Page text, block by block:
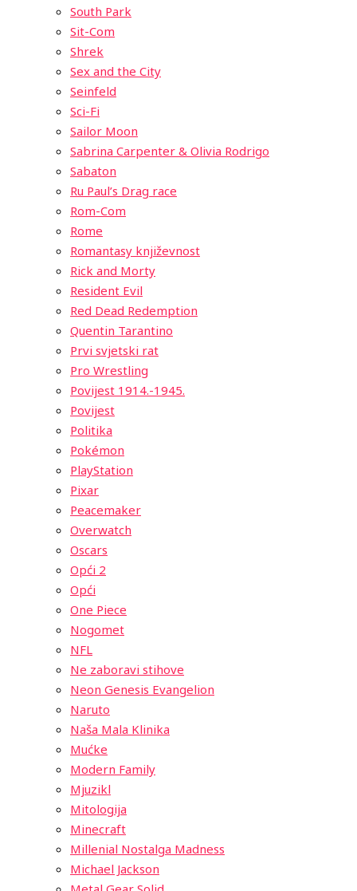
South Park
Sit-Com
Shrek
Sex and the City
Seinfeld
Sci-Fi
Sailor Moon
Sabrina Carpenter & Olivia Rodrigo
Sabaton
Ru Paul’s Drag race
Rom-Com
Rome
Romantasy književnost
Rick and Morty
Resident Evil
Red Dead Redemption
Quentin Tarantino
Prvi svjetski rat
Pro Wrestling
Povijest 1914.-1945.
Povijest
Politika
Pokémon
PlayStation
Pixar
Peacemaker
Overwatch
Oscars
Opći 2
Opći
One Piece
Nogomet
NFL
Ne zaboravi stihove
Neon Genesis Evangelion
Naruto
Naša Mala Klinika
Mućke
Modern Family
Mjuzikl
Mitologija
Minecraft
Millenial Nostalga Madness
Michael Jackson